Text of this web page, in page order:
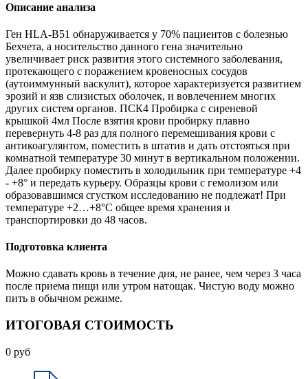
Описание анализа
Ген HLA-B51 обнаруживается у 70% пациентов с болезнью
Бехчета, а носительство данного гена значительно
увеличивает риск развития этого системного заболевания,
протекающего с поражением кровеносных сосудов
(аутоиммунный васкулит), которое характеризуется развитием
эрозий и язв слизистых оболочек, и вовлечением многих
других систем органов. ПСК4 Пробирка с сиреневой
крышкой 4мл После взятия крови пробирку плавно
перевернуть 4-8 раз для полного перемешивания крови с
антикоагулянтом, поместить в штатив и дать отстояться при
комнатной температуре 30 минут в вертикальном положении.
Далее пробирку поместить в холодильник при температуре +4
- +8° и передать курьеру. Образцы крови с гемолизом или
образовавшимся сгустком исследованию не подлежат! При
температуре +2…+8°С общее время хранения и
транспортировки до 48 часов.
Подготовка клиента
Можно сдавать кровь в течение дня, не ранее, чем через 3 часа
после приема пищи или утром натощак. Чистую воду можно
пить в обычном режиме.
ИТОГОВАЯ СТОИМОСТЬ
0 руб